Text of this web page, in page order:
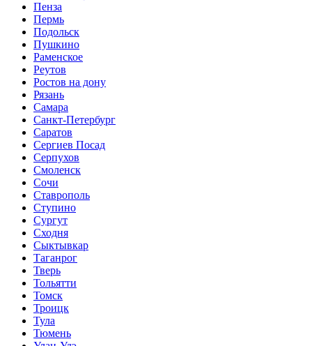
Пенза
Пермь
Подольск
Пушкино
Раменское
Реутов
Ростов на дону
Рязань
Самара
Санкт-Петербург
Саратов
Сергиев Посад
Серпухов
Смоленск
Сочи
Ставрополь
Ступино
Сургут
Сходня
Сыктывкар
Таганрог
Тверь
Тольятти
Томск
Троицк
Тула
Тюмень